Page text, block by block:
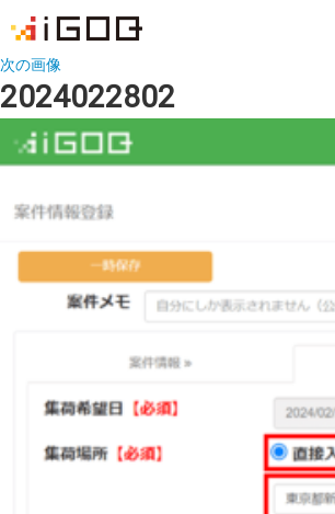
iGOQとは？
FAQ お
無料会員登録
iGOQの最新情報をメールでご希望さ
ニュースレターを配信しており
ニュースレターを登録す
次の画像
2024022802